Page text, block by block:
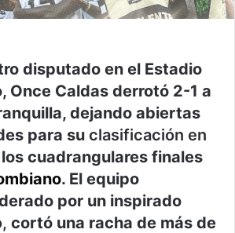
disputado en el Estadio
Once Caldas derrotó 2-1 a
dejando abiertas
para su clasificación en
cuadrangulares finales
. El equipo
por un inspirado
cortó una racha de más de